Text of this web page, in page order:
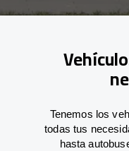
Tenemos los
todas tus
hasta